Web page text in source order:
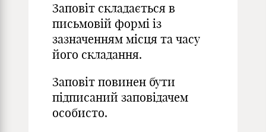
Заповіт складається в
письмовій формі із
зазначенням місця та часу
його складання.
Заповіт повинен бути
підписаний заповідачем
особисто.